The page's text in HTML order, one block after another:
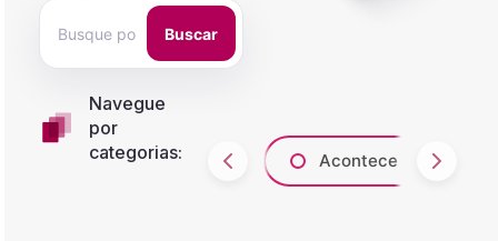
Buscar
Navegue
por
categorias:
Acontece